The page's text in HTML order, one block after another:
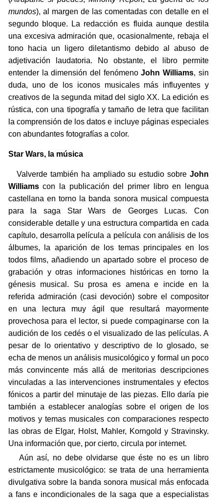
mundos), al margen de las comentadas con detalle en el
segundo bloque. La redacción es fluida aunque destila
una excesiva admiración que, ocasionalmente, rebaja el
tono hacia un ligero diletantismo debido al abuso de
adjetivación laudatoria. No obstante, el libro permite
entender la dimensión del fenómenoJohn Williams, sin
duda, uno de los iconos musicales más influyentes y
creativos de la segunda mitad del siglo XX. La edición es
rústica, con una tipografía y tamaño de letra que facilitan
la comprensión de los datos e incluye páginas especiales
con abundantes fotografías a color.
Star Wars, la música
Valverde también ha ampliado su estudio sobre John
Williamscon la publicación del primer libro en lengua
castellana en torno la banda sonora musical compuesta
para la saga Star Wars de Georges Lucas. Con
considerable detalle y una estructura compartida en cada
capítulo, desarrolla película a película con análisis de los
álbumes, la aparición de los temas principales en los
todos films, añadiendo un apartado sobre el proceso de
grabación y otras informaciones históricas en torno la
génesis musical. Su prosa es amena e incide en la
referida admiración (casi devoción) sobre el compositor
en una lectura muy ágil que resultará mayormente
provechosa para el lector, si puede compaginarse con la
audición de los cedés o el visualizado de las películas. A
pesar de lo orientativo y descriptivo de lo glosado, se
echa de menos un análisis musicológico y formal un poco
más convincente más allá de meritorias descripciones
vinculadas a las intervenciones instrumentales y efectos
fónicos a partir del minutaje de las piezas. Ello daría pie
también a establecer analogías sobre el origen de los
motivos y temas musicales con comparaciones respecto
las obras de Elgar, Holst, Mahler, Korngold y Stravinsky.
Una información que, por cierto, circula por internet.
Aún así, no debe olvidarse que éste no es un libro
estrictamente musicológico: se trata de una herramienta
divulgativa sobre la banda sonora musical más enfocada
a fans e incondicionales de la saga que a especialistas